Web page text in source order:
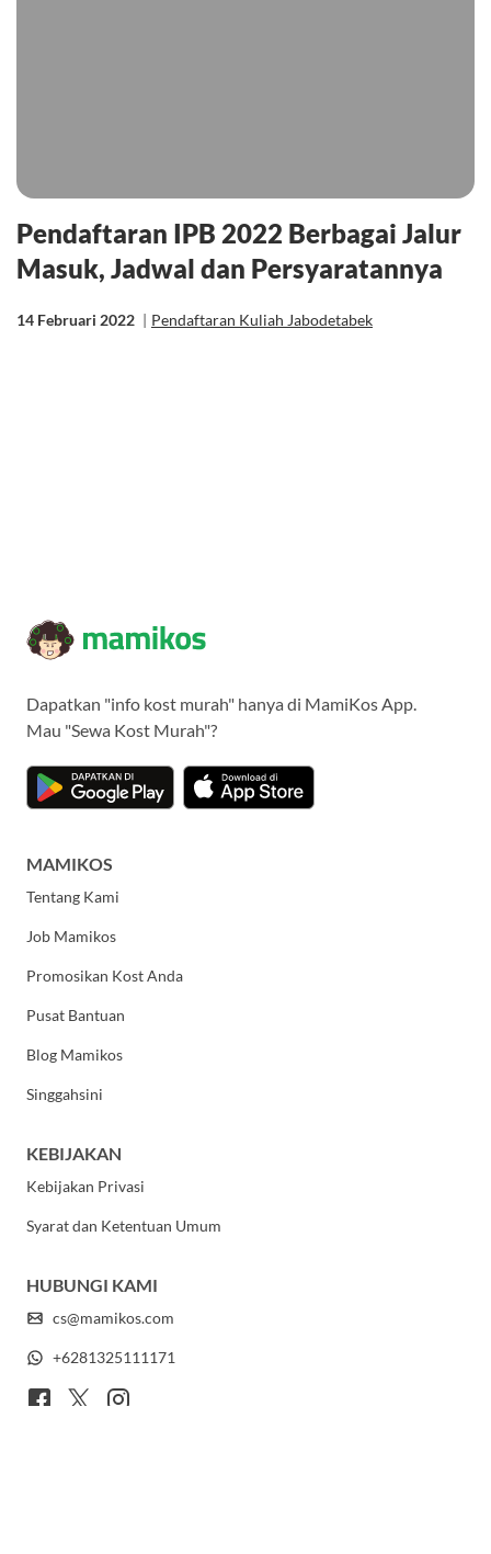
Pendaftaran IPB 2022 Berbagai Jalur
Masuk, Jadwal dan Persyaratannya
14 Februari 2022 | Pendaftaran Kuliah Jabodetabek
Dapatkan "info kost murah" hanya di MamiKos App.
Mau "Sewa Kost Murah"?
MAMIKOS
Tentang Kami
Job Mamikos
Promosikan Kost Anda
Pusat Bantuan
Blog Mamikos
Singgahsini
KEBIJAKAN
Kebijakan Privasi
Syarat dan Ketentuan Umum
HUBUNGI KAMI
cs@mamikos.com
+6281325111171